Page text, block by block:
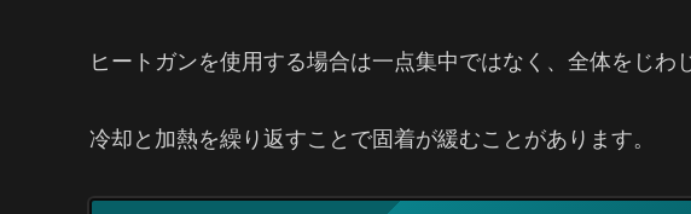
ヒートガンを使用する場合は一点集中ではなく、全体をじわ
冷却と加熱を繰り返すことで固着が緩むことがあります。